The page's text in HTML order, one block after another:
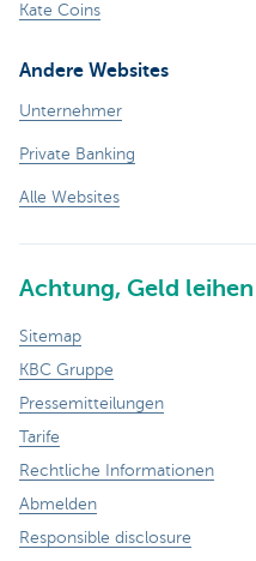
Kate Coins
Andere Websites
Unternehmer
Private Banking
Alle Websites
Achtung, Geld
Sitemap
KBC Gruppe
Pressemitteilungen
Tarife
Rechtliche Informationen
Abmelden
Responsible disclosure